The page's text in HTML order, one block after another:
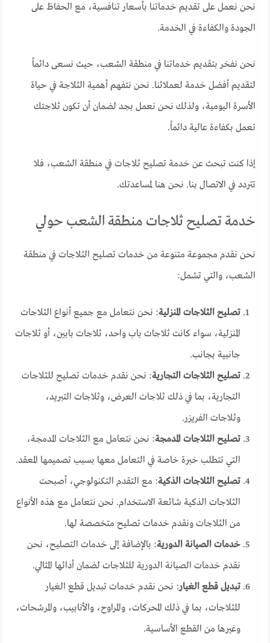
نحن نعمل على تقديم خدماتنا بأسعار تنافسية، مع الحفاظ على
الجودة والكفاءة في الخدمة.
نحن نفخر بتقديم خدماتنا في منطقة الشعب، حيث نسعى دائماً
لتقديم أفضل خدمة لعملائنا. نحن نتفهم أهمية الثلاجة في حياة
الأسرة اليومية، ولذلك نحن نعمل بجد لضمان أن تكون ثلاجتك
تعمل بكفاءة عالية دائماً.
إذا كنت تبحث عن خدمة تصليح ثلاجات في منطقة الشعب، فلا
تتردد في الاتصال بنا. نحن هنا لمساعدتك.
خدمة تصليح ثلاجات منطقة الشعب حولي
نحن نقدم مجموعة متنوعة من خدمات تصليح الثلاجات في منطقة
الشعب، والتي تشمل:
تصليح الثلاجات المنزلية: نحن نتعامل مع جميع أنواع الثلاجات
المنزلية، سواء كانت ثلاجات باب واحد، ثلاجات بابين، أو ثلاجات
جانبية بجانب.
تصليح الثلاجات التجارية: نحن نقدم خدمات تصليح للثلاجات
التجارية، بما في ذلك ثلاجات العرض، وثلاجات التبريد،
وثلاجات الفريزر.
تصليح الثلاجات المدمجة: نحن نتعامل مع الثلاجات المدمجة،
التي تتطلب خبرة خاصة في التعامل معها بسبب تصميمها المعقد.
تصليح الثلاجات الذكية: مع التقدم التكنولوجي، أصبحت
الثلاجات الذكية شائعة الاستخدام. نحن نتعامل مع هذه الأنواع
من الثلاجات ونقدم خدمات تصليح متخصصة لها.
خدمات الصيانة الدورية: بالإضافة إلى خدمات التصليح، نحن
نقدم خدمات الصيانة الدورية للثلاجات لضمان أدائها المثالي.
تبديل قطع الغيار: نحن نقدم خدمات تبديل قطع الغيار
للثلاجات، بما في ذلك المحركات، والمراوح، والأنابيب، والمرشحات،
وغيرها من القطع الأساسية.